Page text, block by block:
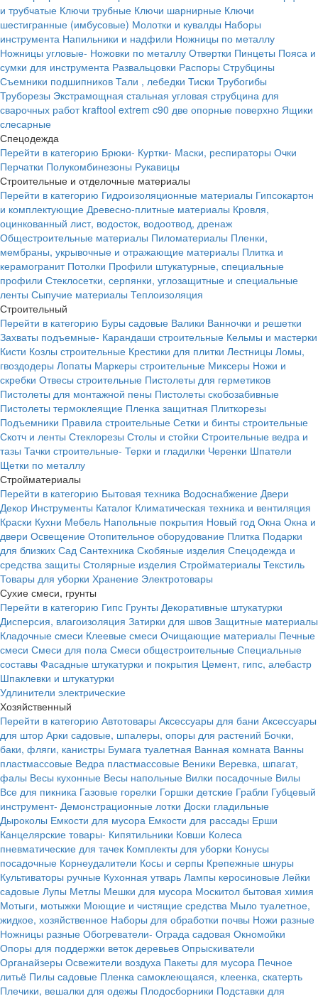
и трубчатые Ключи трубные Ключи шарнирные Ключи
шестигранные (имбусовые) Молотки и кувалды Наборы
инструмента Напильники и надфили Ножницы по металлу
Ножницы угловые- Ножовки по металлу Отвертки Пинцеты Пояса и
сумки для инструмента Развальцовки Распоры Струбцины
Съемники подшипников Тали , лебедки Тиски Трубогибы
Труборезы Экстрамощная стальная угловая струбцина для
сварочных работ kraftool extrem c90 две опорные поверхно Ящики
слесарные
Спецодежда
Перейти в категорию Брюки- Куртки- Маски, респираторы Очки
Перчатки Полукомбинезоны Рукавицы
Строительные и отделочные материалы
Перейти в категорию Гидроизоляционные материалы Гипсокартон
и комплектующие Древесно-плитные материалы Кровля,
оцинкованный лист, водосток, водоотвод, дренаж
Общестроительные материалы Пиломатериалы Пленки,
мембраны, укрывочные и отражающие материалы Плитка и
керамогранит Потолки Профили штукатурные, специальные
профили Стеклосетки, серпянки, углозащитные и специальные
ленты Сыпучие материалы Теплоизоляция
Строительный
Перейти в категорию Буры садовые Валики Ванночки и решетки
Захваты подъемные- Карандаши строительные Кельмы и мастерки
Кисти Козлы строительные Крестики для плитки Лестницы Ломы,
гвоздодеры Лопаты Маркеры строительные Миксеры Ножи и
скребки Отвесы строительные Пистолеты для герметиков
Пистолеты для монтажной пены Пистолеты скобозабивные
Пистолеты термоклеящие Пленка защитная Плиткорезы
Подъемники Правила строительные Сетки и бинты строительные
Скотч и ленты Стеклорезы Столы и стойки Строительные ведра и
тазы Тачки строительные- Терки и гладилки Черенки Шпатели
Щетки по металлу
Стройматериалы
Перейти в категорию Бытовая техника Водоснабжение Двери
Декор Инструменты Каталог Климатическая техника и вентиляция
Краски Кухни Мебель Напольные покрытия Новый год Окна Окна и
двери Освещение Отопительное оборудование Плитка Подарки
для близких Сад Сантехника Скобяные изделия Спецодежда и
средства защиты Столярные изделия Стройматериалы Текстиль
Товары для уборки Хранение Электротовары
Сухие смеси, грунты
Перейти в категорию Гипс Грунты Декоративные штукатурки
Дисперсия, влагоизоляция Затирки для швов Защитные материалы
Кладочные смеси Клеевые смеси Очищающие материалы Печные
смеси Смеси для пола Смеси общестроительные Специальные
составы Фасадные штукатурки и покрытия Цемент, гипс, алебастр
Шпаклевки и штукатурки
Удлинители электрические
Хозяйственный
Перейти в категорию Автотовары Аксессуары для бани Аксессуары
для штор Арки садовые, шпалеры, опоры для растений Бочки,
баки, фляги, канистры Бумага туалетная Ванная комната Ванны
пластмассовые Ведра пластмассовые Веники Веревка, шпагат,
фалы Весы кухонные Весы напольные Вилки посадочные Вилы
Все для пикника Газовые горелки Горшки детские Грабли Губцевый
инструмент- Демонстрационные лотки Доски гладильные
Дыроколы Емкости для мусора Емкости для рассады Ерши
Канцелярские товары- Кипятильники Ковши Колеса
пневматические для тачек Комплекты для уборки Конусы
посадочные Корнеудалители Косы и серпы Крепежные шнуры
Культиваторы ручные Кухонная утварь Лампы керосиновые Лейки
садовые Лупы Метлы Мешки для мусора Москитол бытовая химия
Мотыги, мотыжки Моющие и чистящие средства Мыло туалетное,
жидкое, хозяйственное Наборы для обработки почвы Ножи разные
Ножницы разные Обогреватели- Ограда садовая Окномойки
Опоры для поддержки веток деревьев Опрыскиватели
Органайзеры Освежители воздуха Пакеты для мусора Печное
литьё Пилы садовые Пленка самоклеющаяся, клеенка, скатерть
Плечики, вешалки для одежы Плодосборники Подставки для